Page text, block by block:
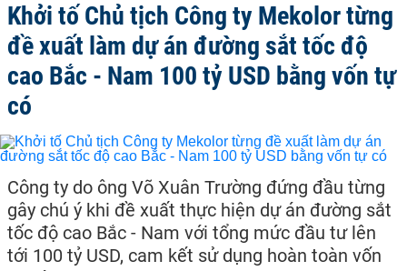
Khởi tố Chủ tịch Công ty Mekolor từng
đề xuất làm dự án đường sắt tốc độ
cao Bắc - Nam 100 tỷ USD bằng vốn tự
có
Công ty do ông Võ Xuân Trường đứng đầu từng
gây chú ý khi đề xuất thực hiện dự án đường sắt
tốc độ cao Bắc - Nam với tổng mức đầu tư lên
tới 100 tỷ USD, cam kết sử dụng hoàn toàn vốn